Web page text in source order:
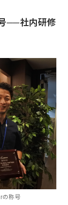
──社内研修
称号